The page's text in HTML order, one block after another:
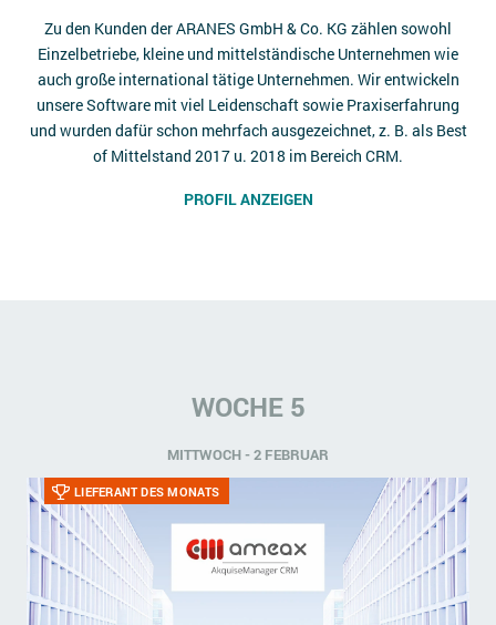
Zu den Kunden der ARANES GmbH & Co. KG zählen sowohl
Einzelbetriebe, kleine und mittelständische Unternehmen wie
auch große international tätige Unternehmen. Wir entwickeln
unsere Software mit viel Leidenschaft sowie Praxiserfahrung
und wurden dafür schon mehrfach ausgezeichnet, z. B. als Best
of Mittelstand 2017 u. 2018 im Bereich CRM.
PROFIL ANZEIGEN
WOCHE 5
MITTWOCH - 2 FEBRUAR
LIEFERANT DES MONATS